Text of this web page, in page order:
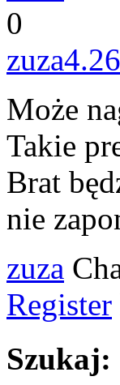
0
zuza
Może
Takie
Brat
nie
zuza
Register
Szukaj: